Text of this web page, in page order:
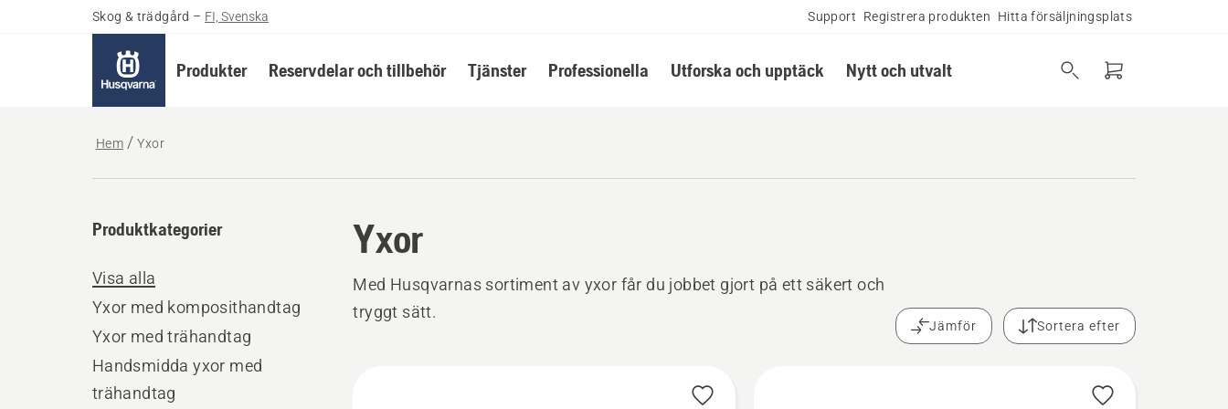
Skog & trädgård – FI, Svenska Support Registrera produkten Hitta försäljningsplats
Produkter Reservdelar och tillbehör Tjänster Professionella Utforska och upptäck Nytt och utvalt
Hem Yxor
Yxor
Produktkategorier
Visa alla
Yxor med komposithandtag
Yxor med trähandtag
Handsmidda yxor med
trähandtag
Med Husqvarnas sortiment av yxor får du jobbet gjort på ett säkert och
tryggt sätt.
Jämför Sortera efter